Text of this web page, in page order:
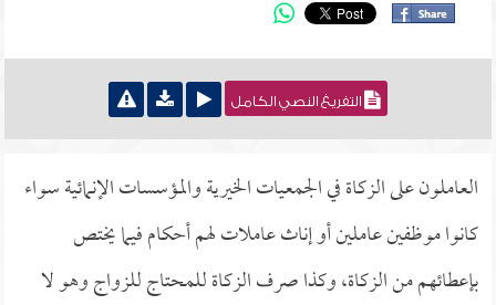
التفريغ النصي الكامل
العاملون على الزكاة في الجمعيات الخيرية والمؤسسات الإنمائية سواء
كانوا موظفين عاملين أو إناث عاملات لهم أحكام فيما يختص
بإعطائهم من الزكاة، وكذا صرف الزكاة للمحتاج للزواج وهو لا